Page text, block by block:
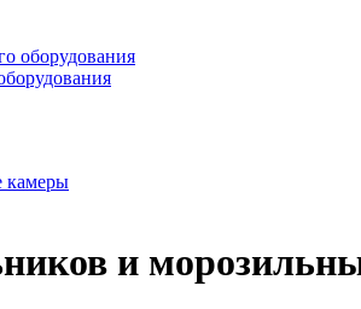
оборудования
камеры
и